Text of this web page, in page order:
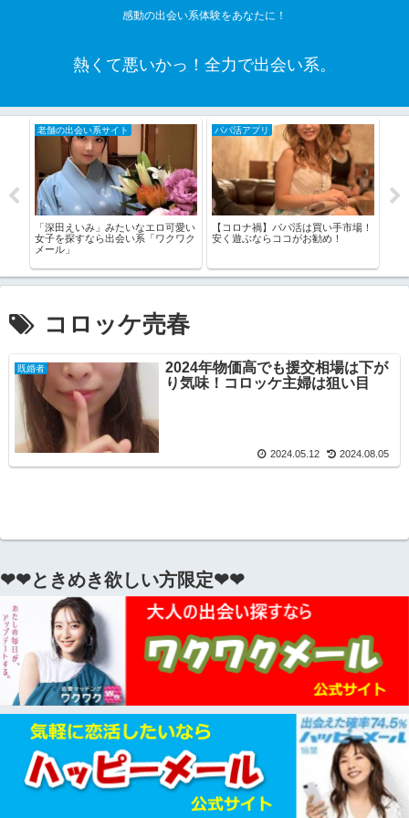
感動の出会い系体験をあなたに！
熱くて悪いかっ！全力で出会い系。
老舗の出会い系サイト
「深田えいみ」みたいなエロ可愛い
女子を探すなら出会い系「ワクワク
メール」
パパ活アプリ
【コロナ禍】パパ活は買い手市場！
安く遊ぶならココがお勧め！
コロッケ売春
既婚者
2024年物価高でも援交相場は下が
り気味！コロッケ主婦は狙い目
2024.05.12 2024.08.05
❤❤ときめき欲しい方限定❤❤